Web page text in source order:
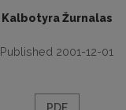
Kalbotyra Žurnalas
Published 2001-12-01